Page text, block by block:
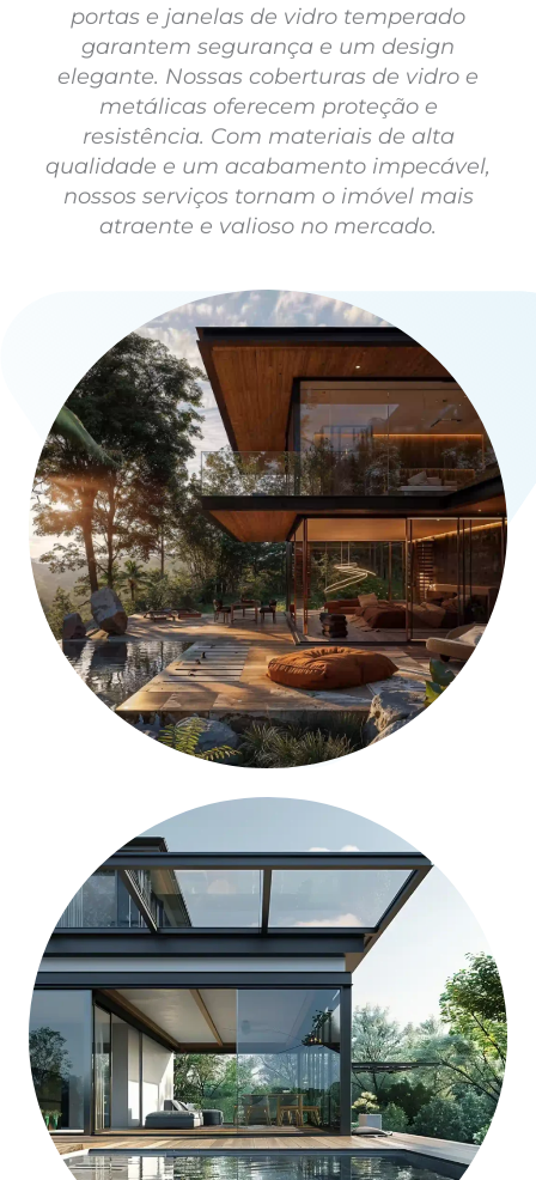
portas e janelas de vidro temperado
garantem segurança e um design
elegante. Nossas coberturas de vidro e
metálicas oferecem proteção e
resistência. Com materiais de alta
qualidade e um acabamento impecável,
nossos serviços tornam o imóvel mais
atraente e valioso no mercado.